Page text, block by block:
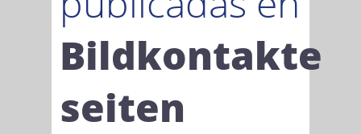
Bildkontakte
seiten